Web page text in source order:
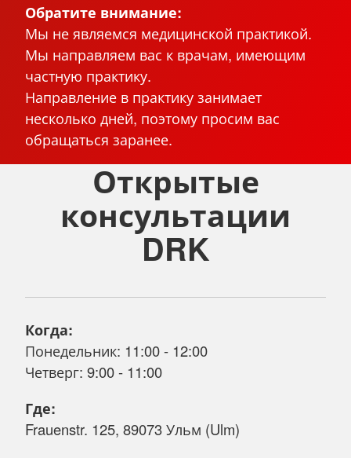
Обратите внимание:
Мы не являемся медицинской практикой.
Мы направляем вас к врачам, имеющим
частную практику.
Направление в практику занимает
несколько дней, поэтому просим вас
обращаться заранее.
Открытые
консультации
DRK
Когда:
Понедельник: 11:00 - 12:00
Четверг: 9:00 - 11:00
Где:
Frauenstr. 125, 89073 Ульм (Ulm)